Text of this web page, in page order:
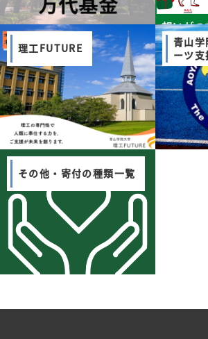
理工FUTURE
青山学
ーツ支
その他・寄付の種類一覧